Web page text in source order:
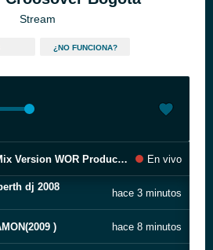
Stream
¿NO FUNCIONA?
Culpables Hit Mix Version WOR Producer Sellada En vivo
dj 2008
hace 3 minutos
) hace 8 minutos